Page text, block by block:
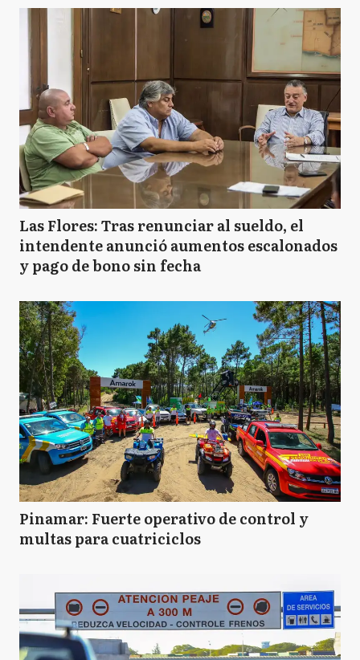
Las Flores: Tras renunciar al sueldo, el
intendente anunció aumentos escalonados
y pago de bono sin fecha
Pinamar: Fuerte operativo de control y
multas para cuatriciclos